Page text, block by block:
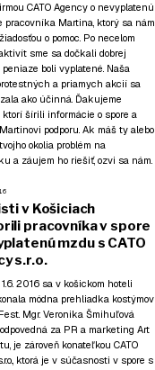
CATO Agency o nevyplatenú
pracovníka Martina, ktorý sa nám
o pomoc. Po necelom
sme sa dočkali dobrej
boli vyplatené. Naša
a priamych akcií sa
ako účinná. Ďakujeme
ktorí šírili informácie o spore a
podporu. Ak máš ty alebo
okolia problém na
a záujem ho riešiť, ozvi sa nám.
v Košiciach
pracovníka v spore
mzdu s CATO
s.r.o.
2016 sa v košickom hoteli
módna prehliadka kostýmov
Mgr. Veronika Šmihuľová
za PR a marketing Art
je zároveň konateľkou CATO
ktorá je v súčasnosti v spore s